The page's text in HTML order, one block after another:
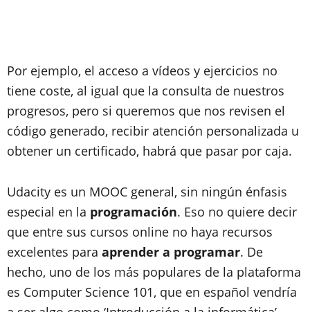
Por ejemplo, el acceso a vídeos y ejercicios no
tiene coste, al igual que la consulta de nuestros
progresos, pero si queremos que nos revisen el
código generado, recibir atención personalizada u
obtener un certificado, habrá que pasar por caja.
Udacity es un MOOC general, sin ningún énfasis
especial en la programación. Eso no quiere decir
que entre sus cursos online no haya recursos
excelentes para aprender a programar. De
hecho, uno de los más populares de la plataforma
es Computer Science 101, que en español vendría